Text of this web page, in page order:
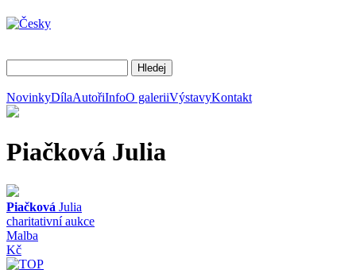
NovinkyDílaAutořiInfoO galeriiVýstavyKontakt
Piačková Julia
Piačková Julia
charitativní aukce
Malba
Kč